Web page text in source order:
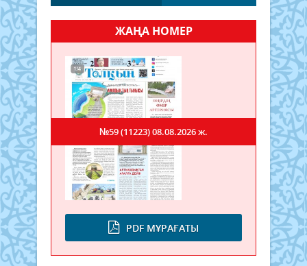
ЖАҢА НОМЕР
PDF МҰРАҒАТЫ
№59 (11223)08.08.2026 ж.